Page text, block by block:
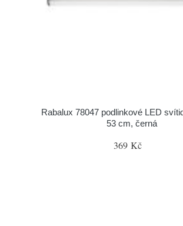
Rabalux 78047 podlinkové LED
53 cm, černá
369 Kč